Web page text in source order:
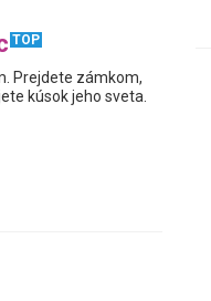
TOP
Prejdete zámkom,
kúsok jeho sveta.